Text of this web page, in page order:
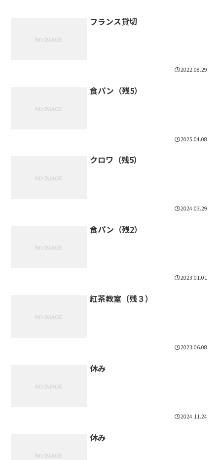
フランス貸切
2022.08.29
食パン（残5）
2025.04.08
クロワ（残5）
2024.03.29
食パン（残2）
2023.01.01
紅茶教室（残３）
2023.06.08
休み
2024.11.24
休み